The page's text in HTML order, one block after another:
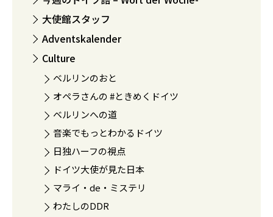
大使館スタッフ
Adventskalender
Culture
ベルリンのおと
オペラさんの #ときめくドイツ
ベルリンへの道
音楽でもっとわかるドイツ
日独ハーフの視点
ドイツ大使が見た日本
マライ・de・ミステリ
わたしのDDR